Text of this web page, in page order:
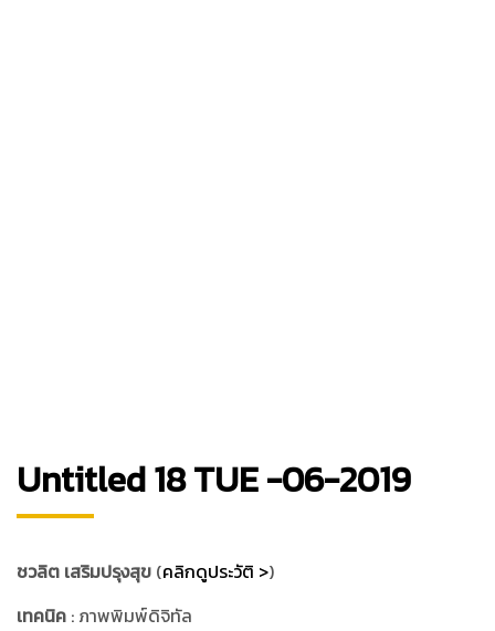
Untitled 18 TUE -06-2019
ชวลิต เสริมปรุงสุข (คลิกดูประวัติ >)
เทคนิค : ภาพพิมพ์ดิจิทัล